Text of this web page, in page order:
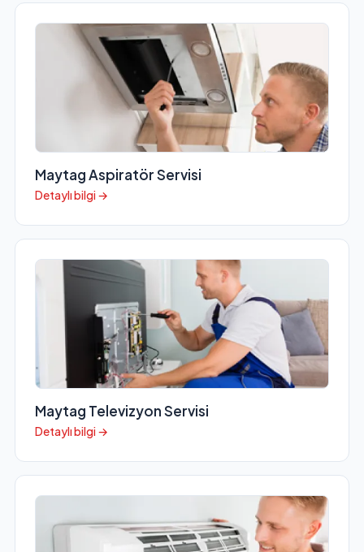
Maytag Aspiratör Servisi
Detaylı bilgi →
Maytag Televizyon Servisi
Detaylı bilgi →